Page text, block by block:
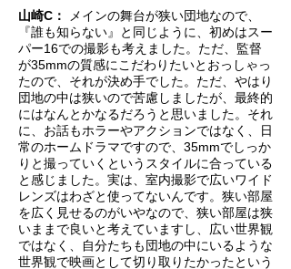
山崎C：
メインの舞台が狭い団地なので、
『誰も知らない』と同じように、初めはスー
パー16での撮影も考えました。ただ、監督
が35mmの質感にこだわりたいとおっしゃっ
たので、それが決め手でした。ただ、やはり
団地の中は狭いので苦慮しましたが、最終的
にはなんとかなるだろうと思いました。それ
に、お話もホラーやアクションではなく、日
常のホームドラマですので、35mmでしっか
りと撮っていくというスタイルに合っている
と感じました。実は、室内撮影で広いワイド
レンズはわざと使ってないんです。狭い部屋
を広く見せるのがいやなので、狭い部屋は狭
いままで良いと考えていますし、広い世界観
ではなく、自分たちも団地の中にいるような
世界観で映画として切り取りたかったという